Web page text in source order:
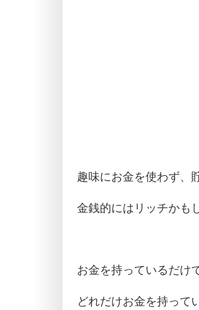
趣味にお金を使わず、
金銭的にはリッチかも
お金を持っているだけ
どれだけお金を持って